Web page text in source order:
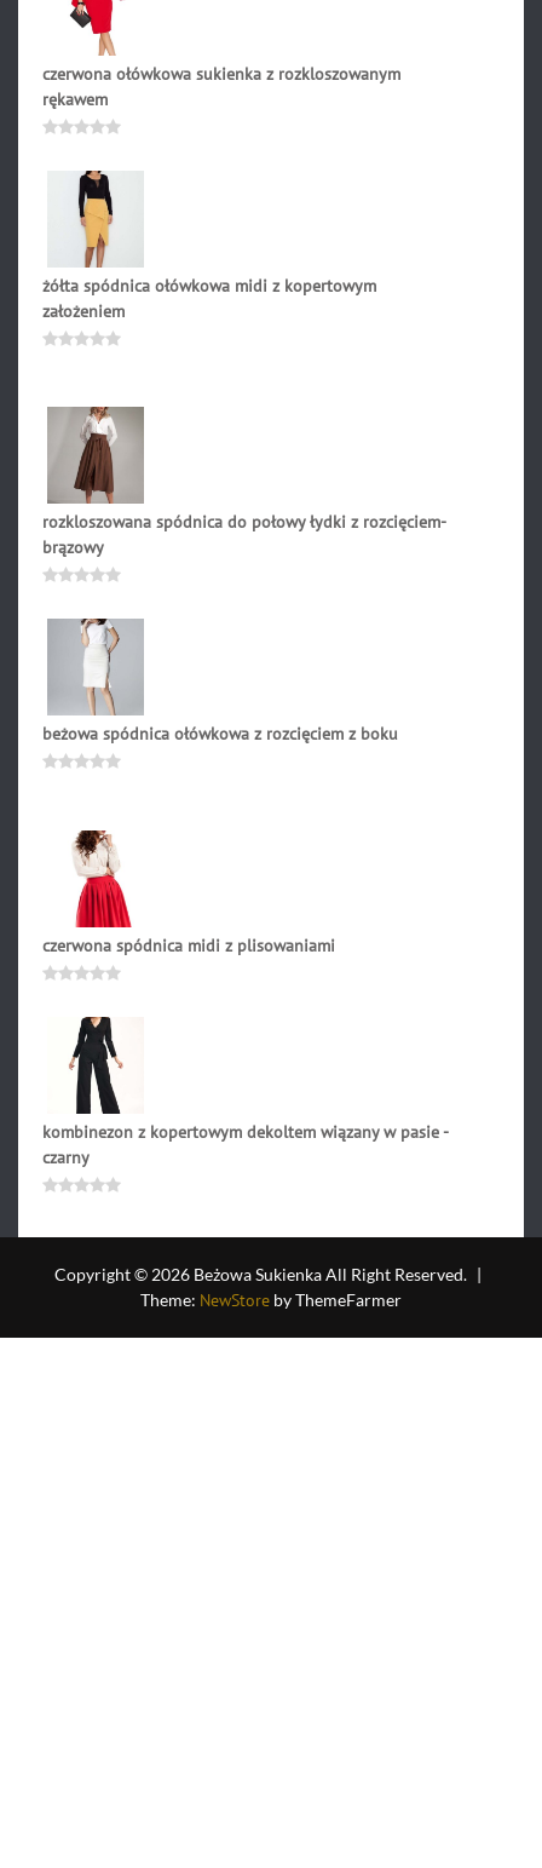
czerwona ołówkowa sukienka z rozkloszowanym
rękawem
żółta spódnica ołówkowa midi z kopertowym
założeniem
rozkloszowana spódnica do połowy łydki z rozcięciem-
brązowy
0
beżowa spódnica ołówkowa z rozcięciem z boku
czerwona spódnica midi z plisowaniami
kombinezon z kopertowym dekoltem wiązany w pasie -
czarny
Copyright © 2026 Beżowa Sukienka All Right Reserved. |
Theme: NewStore by ThemeFarmer